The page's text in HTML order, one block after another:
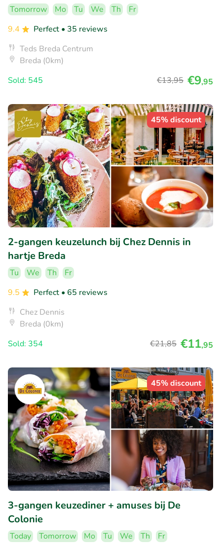
Tomorrow Mo Tu We Th
Fr
9.4
Perfect • 35 reviews
Teds Breda Centrum
Breda (0km)
Sold: 545
€13,95 €9,95
45% discount
2-gangen keuzelunch bij Chez Dennis in
hartje Breda
Tu We Th
Fr
9.5
Perfect • 65 reviews
Chez Dennis
Breda (0km)
Sold: 354
€21,85 €11,95
45% discount
3-gangen keuzediner + amuses bij De
Colonie
Today Tomorrow Mo Tu We Th Fr